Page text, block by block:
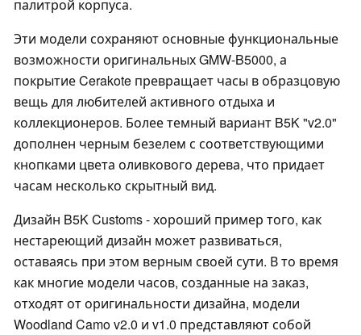
палитрой корпуса.
Эти модели сохраняют основные функциональные
возможности оригинальных GMW-B5000, а
покрытие Cerakote превращает часы в образцовую
вещь для любителей активного отдыха и
коллекционеров. Более темный вариант B5K "v2.0"
дополнен черным безелем с соответствующими
кнопками цвета оливкового дерева, что придает
часам несколько скрытный вид.
Дизайн B5K Customs - хороший пример того, как
нестареющий дизайн может развиваться,
оставаясь при этом верным своей сути. В то время
как многие модели часов, созданные на заказ,
отходят от оригинальности дизайна, модели
Woodland Camo v2.0 и v1.0 представляют собой